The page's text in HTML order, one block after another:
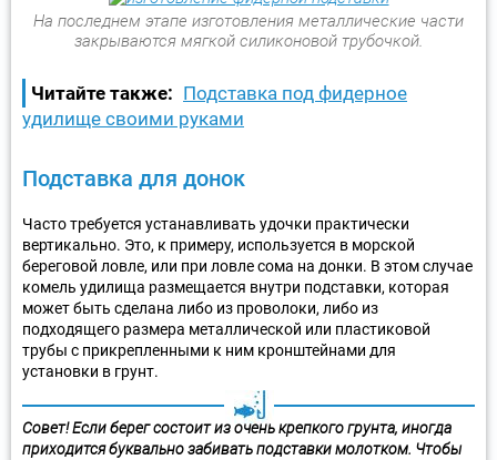
На последнем этапе изготовления металлические части
закрываются мягкой силиконовой трубочкой.
Читайте также: Подставка под фидерное
удилище своими руками
Подставка для донок
Часто требуется устанавливать удочки практически
вертикально. Это, к примеру, используется в морской
береговой ловле, или при ловле сома на донки. В этом случае
комель удилища размещается внутри подставки, которая
может быть сделана либо из проволоки, либо из
подходящего размера металлической или пластиковой
трубы с прикрепленными к ним кронштейнами для
установки в грунт.
Совет! Если берег состоит из очень крепкого грунта, иногда
приходится буквально забивать подставки молотком. Чтобы